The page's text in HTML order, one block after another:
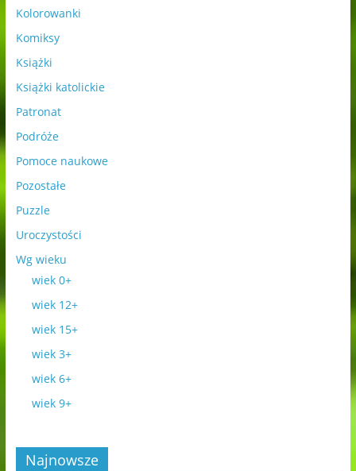
Kolorowanki
Komiksy
Książki
Książki katolickie
Patronat
Podróże
Pomoce naukowe
Pozostałe
Puzzle
Uroczystości
Wg wieku
wiek 0+
wiek 12+
wiek 15+
wiek 3+
wiek 6+
wiek 9+
Najnowsze